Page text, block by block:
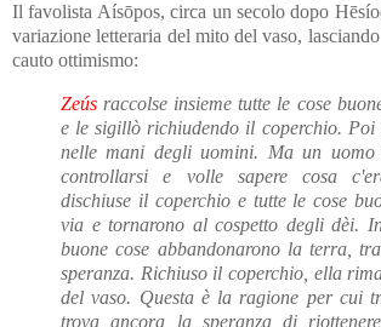
Il favolista Aísōpos, circa un secolo dopo
variazione letteraria del mito del vaso,
cauto ottimismo:
Zeús raccolse insieme tutte le cose
e le sigillò richiudendo il coperchio. Poi
nelle mani degli uomini. Ma un
controllarsi e volle sapere cosa
dischiuse il coperchio e tutte le cose
via e tornarono al cospetto degli dèi.
buone cose abbandonarono la terra,
speranza. Richiuso il coperchio, ella
del vaso. Questa è la ragione per cui
trova ancora la speranza di